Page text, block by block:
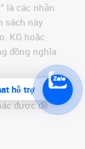
là các nhãn
sách này
KG hoặc
đồng nghĩa
FAGOR,
được đề
hỗ trợ